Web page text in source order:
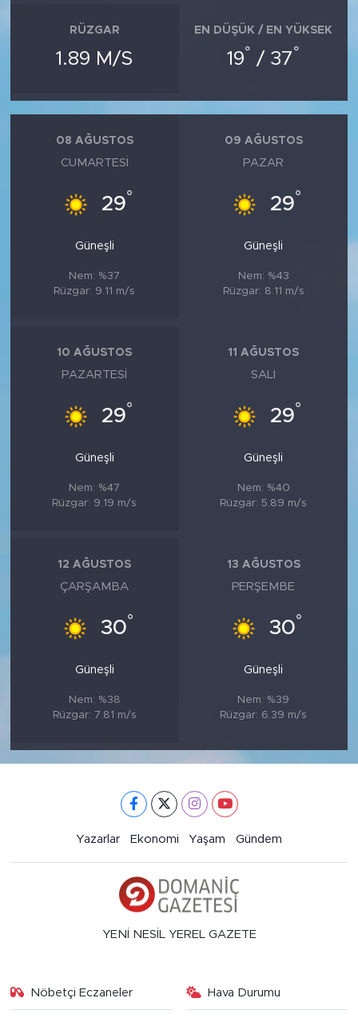
RÜZGAR
1.89 M/S
EN DÜŞÜK / EN YÜKSEK
19° / 37°
08 AĞUSTOS
CUMARTESI
29°
Güneşli
Nem: %37
Rüzgar: 9.11 m/s
09 AĞUSTOS
PAZAR
29°
Güneşli
Nem: %43
Rüzgar: 8.11 m/s
10 AĞUSTOS
PAZARTESI
29°
Güneşli
Nem: %47
Rüzgar: 9.19 m/s
11 AĞUSTOS
SALI
29°
Güneşli
Nem: %40
Rüzgar: 5.89 m/s
12 AĞUSTOS
ÇARŞAMBA
30°
Güneşli
Nem: %38
Rüzgar: 7.81 m/s
13 AĞUSTOS
PERŞEMBE
30°
Güneşli
Nem: %39
Rüzgar: 6.39 m/s
Yazarlar Ekonomi Yaşam Gündem
YENİ NESİL YEREL GAZETE
Nöbetçi Eczaneler Hava Durumu